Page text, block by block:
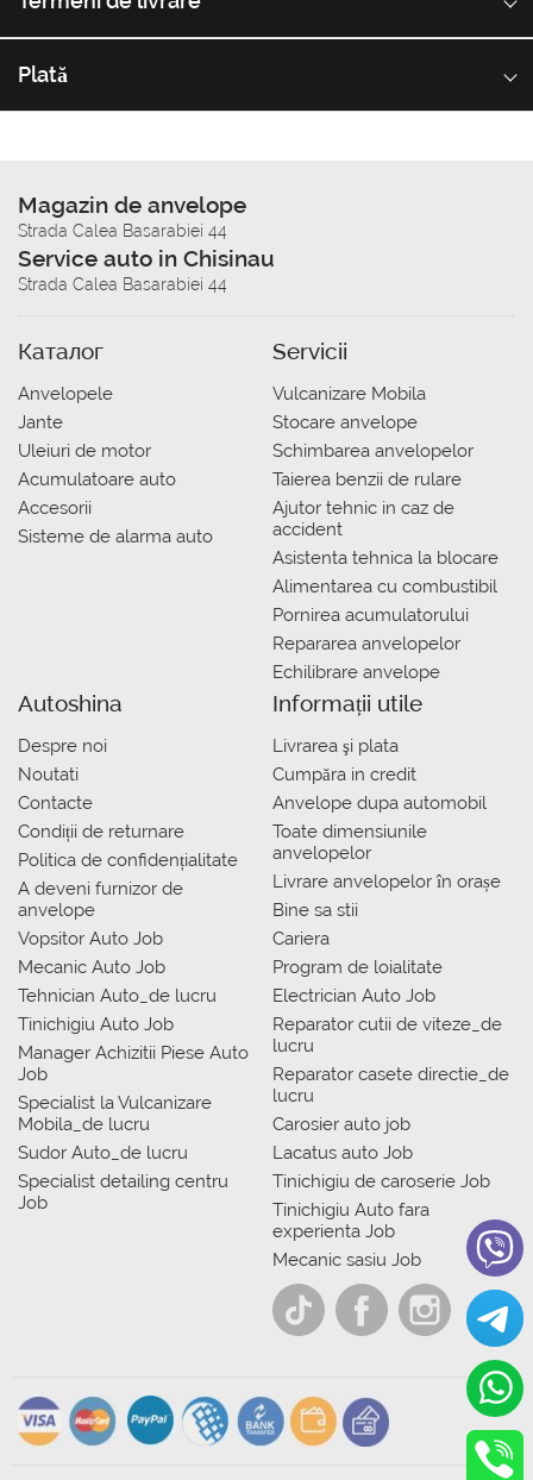
Plată
Magazin de anvelope
Strada Calea Basarabiei 44
Service auto in Chisinau
Strada Calea Basarabiei 44
Каталог
Anvelopele
Jante
Uleiuri de motor
Acumulatoare auto
Accesorii
Sisteme de alarma auto
Servicii
Vulcanizare Mobila
Stocare anvelope
Schimbarea anvelopelor
Taierea benzii de rulare
Ajutor tehnic in caz de
accident
Asistenta tehnica la blocare
Alimentarea cu combustibil
Pornirea acumulatorului
Repararea anvelopelor
Echilibrare anvelope
Autoshina
Despre noi
Noutati
Contacte
Condiții de returnare
Politica de confidențialitate
A deveni furnizor de
anvelope
Vopsitor Auto Job
Mecanic Auto Job
Tehnician Auto_de lucru
Tinichigiu Auto Job
Manager Achizitii Piese Auto
Job
Specialist la Vulcanizare
Mobila_de lucru
Sudor Auto_de lucru
Specialist detailing centru
Job
Informații utile
Livrarea şi plata
Сumpăra in credit
Anvelope dupa automobil
Toate dimensiunile
anvelopelor
Livrare anvelopelor în orașe
Bine sa stii
Cariera
Program de loialitate
Electrician Auto Job
Reparator cutii de viteze_de
lucru
Reparator casete directie_de
lucru
Carosier auto job
Lacatus auto Job
Tinichigiu de caroserie Job
Tinichigiu Auto fara
experienta Job
Mecanic sasiu Job